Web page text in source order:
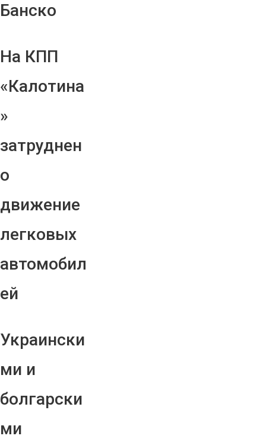
Банско
На КПП
«Калотина
»
затруднен
о
движение
легковых
автомобил
ей
Украински
ми и
болгарски
ми